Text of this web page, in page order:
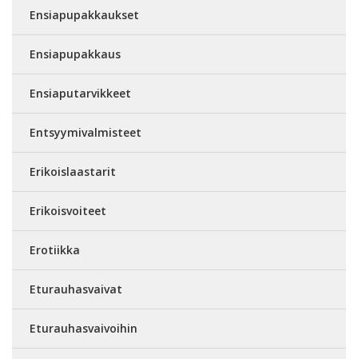
Ensiapupakkaukset
Ensiapupakkaus
Ensiaputarvikkeet
Entsyymivalmisteet
Erikoislaastarit
Erikoisvoiteet
Erotiikka
Eturauhasvaivat
Eturauhasvaivoihin